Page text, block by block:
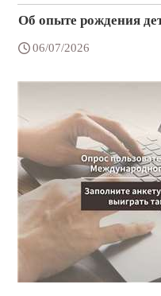
Об опыте рождения
06/07/2026